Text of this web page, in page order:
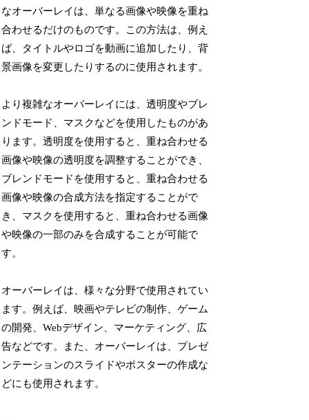
なオーバーレイは、単なる画像や映像を重ね
合わせるだけのものです。この方法は、例え
ば、タイトルやロゴを動画に追加したり、背
景画像を変更したりするのに使用されます。
より複雑なオーバーレイには、透明度やブレ
ンドモード、マスクなどを使用したものがあ
ります。透明度を使用すると、重ね合わせる
画像や映像の透明度を調整することができ、
ブレンドモードを使用すると、重ね合わせる
画像や映像の合成方法を指定することがで
き、マスクを使用すると、重ね合わせる画像
や映像の一部のみを合成することが可能で
す。
オーバーレイは、様々な分野で使用されてい
ます。例えば、映画やテレビの制作、ゲーム
の開発、Webデザイン、マーケティング、広
告などです。また、オーバーレイは、プレゼ
ンテーションのスライドやポスターの作成な
どにも使用されます。